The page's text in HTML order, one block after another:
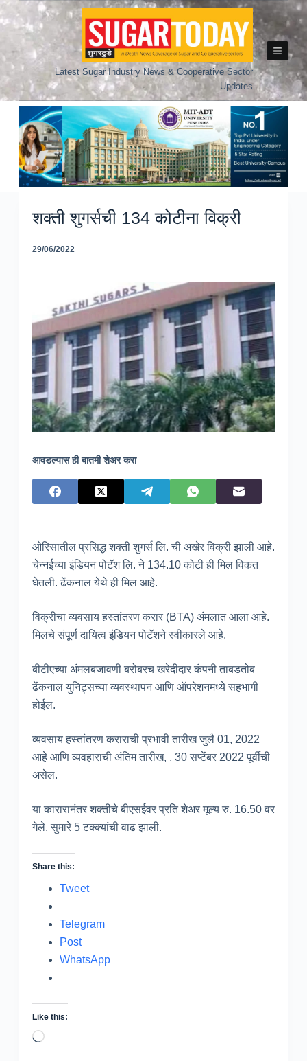
Skip
to
Latest Sugar Industry News & Cooperative Sector
Updates
शक्ती शुगर्सची 134 कोटीना विक्री
29/06/2022
आवडल्यास ही बातमी शेअर करा
ओरिसातील प्रसिद्ध शक्ती शुगर्स लि. ची अखेर विक्री झाली आहे.
चेन्नईच्या इंडियन पोटॅश लि. ने 134.10 कोटी ही मिल विकत
घेतली. ढेंकनाल येथे ही मिल आहे.
विक्रीचा व्यवसाय हस्तांतरण करार (BTA) अंमलात आला आहे.
मिलचे संपूर्ण दायित्व इंडियन पोटॅशने स्वीकारले आहे.
बीटीएच्या अंमलबजावणी बरोबरच खरेदीदार कंपनी ताबडतोब
ढेंकनाल युनिट्सच्या व्यवस्थापन आणि ऑपरेशनमध्ये सहभागी
होईल.
व्यवसाय हस्तांतरण कराराची प्रभावी तारीख जुलै 01, 2022
आहे आणि व्यवहाराची अंतिम तारीख, , 30 सप्टेंबर 2022 पूर्वीची
असेल.
या कारारानंतर शक्तीचे बीएसईवर प्रति शेअर मूल्य रु. 16.50 वर
गेले. सुमारे 5 टक्क्यांची वाढ झाली.
Share this:
Tweet
Telegram
Post
WhatsApp
Like this:
Loading…